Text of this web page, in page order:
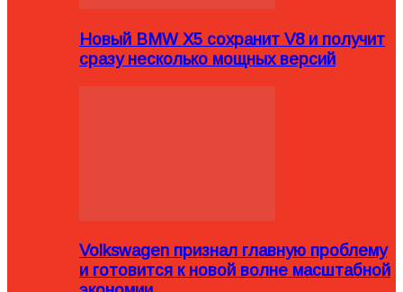
Новый BMW X5 сохранит V8 и получит
сразу несколько мощных версий
Volkswagen признал главную проблему
и готовится к новой волне масштабной